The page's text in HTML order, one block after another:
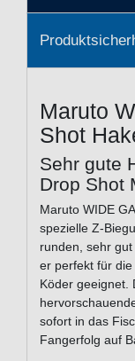
Maruto
Shot
Sehr gute
Drop Shot
Maruto WIDE
spezielle Z-
runden, sehr
er perfekt für
Köder geeignet.
sofort in das
Fangerfolg auf